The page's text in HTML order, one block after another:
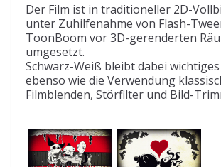
Der Film ist in traditioneller 2D-
unter Zuhilfenahme von Flash-
ToonBoom vor 3D-gerenderten
umgesetzt.
Schwarz-Weiß bleibt dabei
ebenso wie die Verwendung
Filmblenden, Störfilter und Bild-